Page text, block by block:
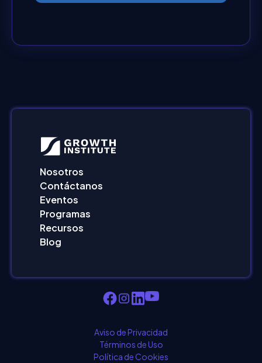
Nosotros
Contáctanos
Eventos
Programas
Recursos
Blog
Aviso de Privacidad
Términos de Uso
Política de Cookies